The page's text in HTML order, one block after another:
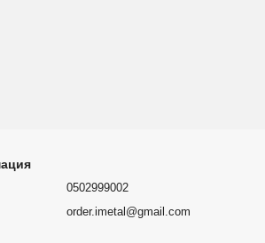
0502999002
order.imetal@gmail.com